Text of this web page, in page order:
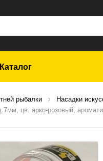
Каталог
рыбалки Насадки
цв. ярко-розовый,